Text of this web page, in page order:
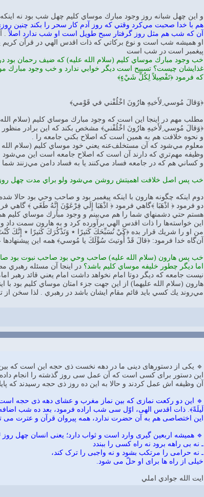
و اين چهل شبانه روز وجود مبارك موساي كليم چهل شب بود نه
هم با خدا صحبت مي‌كرد وقتي كه روز آدم كار سحر را بكند
آن كه شب هم مثل روز گرفتار سبح طويل است او شب ندارد اصلاً .
او هميشه شب است و نوع بركاتي كه ذات اقدس الهي در قرآن
پيغمبر است در شب است
خب وجود مبارك موساي كليم (سلام الله عليه) كه ضيف رحمان بود
غذايشان چيست؟ تسبيح است ديگر خوابي ندارد و خب وجود مبارك
كه فرمود ﴿تَفْصِيلاً لِكُلِّ شَيْ‌ءٍ﴾
﴿وَقالَ مُوسي ِلأَخيهِ هارُونَ اخْلُفْني في قَوْمي﴾
مطلب مهم در اينجا اين است كه وجود مبارك موساي كليم (سلام
﴿وَقالَ مُوسي ِلأَخيهِ هارُونَ اخْلُفْني﴾ مشخص بكند كه اين برادر
و نحوه خلافت هم به همين است كه اصلاح بكني جامعه را .
معلوم مي‌شود كه آن مستخلف‌عنه يعني خود موساي كليم (سلام الله
وظيفه مهم‌تري كه دارند آن است كه اصلاح جامعه است اين مي‌شود
و كساني هم كه در جامعه فساد مي‌كنند يا به فساد دامن مي‌زنند شما
خب پس اصل خلافت اهميتش روشن مي‌شود ولو براي مدت چهل روز
دوم اينكه چگونه هارون با اينكه پيغمبر بود و صاحب وحي بود
دو فرمود ﴿ اذْهَبَا ﴾گاهي فرمود ﴿ اذْهَبَا إِلَي فِرْعَوْنَ إِنَّهُ طَغَي ﴾ گاهي
هستم حتي دشمنهاي شما را هم مي‌بينم و وجود مبارك موساي كليم
اين خواسته‌ها را ذات اقدس الهي برآورده كرد و به هارون سمت
من او را شريك قرار بده ﴿كَيْ نُسَبِّحَكَ كَثيرًا ٭ وَنَذْكُرَكَ كَثيرًا ٭ إِنَّكَ كُنْتَ
آن‌گاه خدا فرمود: ﴿قالَ قَدْ أُوتيتَ سُؤْلَكَ يا مُوسي﴾ همه اين
خب پس ‌هارون (سلام الله عليه) صاحب وحي بود صاحب نبوت بود
اما ديگر چطور خليفه موساي كليم باشد؟ در اينجا آن مسئله
نيست جامعه كه ديگر دوتا امام نخواهد داشت امام يعني قائد
هارون (سلام الله عليهما) از اين جهت جزء امتان موساي كليم بود با
مي‌روند يك كسي بايد قائم مقام ايشان باشد در رهبري . لذا سخن از
🔹 یکی از دستورهای دینی ما در دهه نخست ذی ‌حجه این است که بین
این دستور برای کسی است که آن عمل سی روز گذشته را انجام
آن وظیفه ‌اش عمل کردند و حالا به این ده روز ذی ‌حجه رسیدند که
🔹 این دو رکعت نمازی که بین نماز مغرب و عشای دهه ذی ‌حجه است،
لَیلَةً﴾. ذات اقدس الهی، اوّل سی شب اراده فرمود، بعد ده شب
این اختصاصی هم به آن حضرت ندارد، همه پیروان قرآن و عترت می
🔹 همیشه اربعین گیری وارد است و ثواب دارد؛ یعنی انسان چهل
ـ نه بی راهه برود نه راه کسی را ببندد
ـ نه حرامی را مرتکب بشود و نه واجبی را ترک کند،
خیلی از راه ‌ها برای او حلّ می ‌شود.
ايت الله جوادي املي